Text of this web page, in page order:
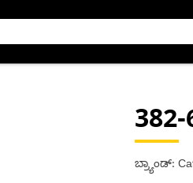
ಬ್ರ್ಯಾಂಡ್: